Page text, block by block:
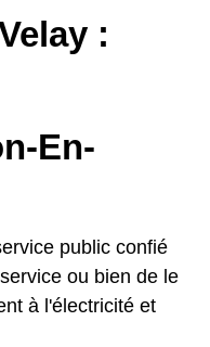
:
En-
public confié
ou bien de le
à l'électricité et